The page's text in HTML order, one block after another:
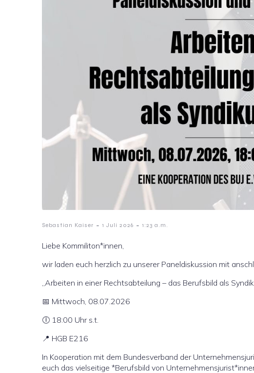
Sebastian Kaiser - 1 Juli 2026 - 1:23 a.m.
Liebe Kommiliton*innen,
wir laden euch herzlich zu unserer Paneldiskussion mit
„Arbeiten in einer Rechtsabteilung – das Berufsbild als
📅 Mittwoch, 08.07.2026
🕕 18:00 Uhr s.t.
📍 HGB E216
In Kooperation mit dem Bundesverband der
euch das vielseitige *Berufsbild von